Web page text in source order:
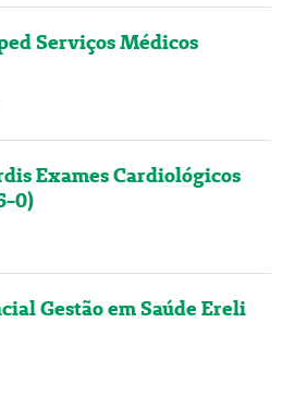
Serviços Médicos
Exames Cardiológicos
0)
Gestão em Saúde Ereli